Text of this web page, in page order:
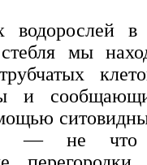
в
мы
и
— не что